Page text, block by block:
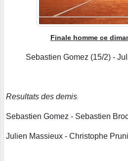
Finale homme ce
Sebastien Gomez (15/2) -
Resultats des demis:
Sebastien Gomez - Sebastien
Julien Massieux - Christophe